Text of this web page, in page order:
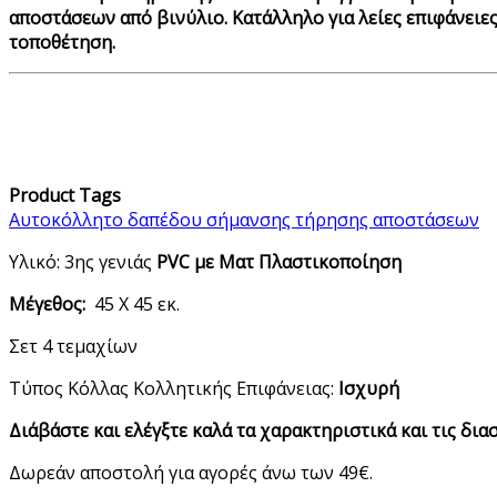
αποστάσεων από βινύλιο. Κατάλληλο για λείες
τοποθέτηση.
Product Tags
Αυτοκόλλητο δαπέδου σήμανσης τήρησης αποστάσεων
Υλικό: 3ης γενιάς PVC με Ματ Πλαστικοποίηση
Μέγεθος: 45 Χ 45 εκ.
Σετ 4 τεμαχίων
Τύπος Κόλλας Κολλητικής Επιφάνειας: Ισχυρή
Διάβάστε και ελέγξτε καλά τα χαρακτηριστικά και τις
Δωρεάν αποστολή για αγορές άνω των 49€.